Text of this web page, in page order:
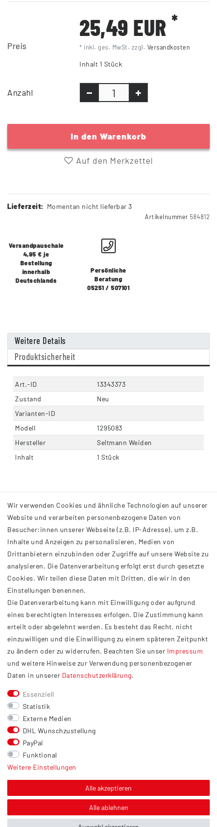
Preis
25,49 EUR*
* inkl. ges. MwSt. zzgl. Versandkosten
Inhalt 1 Stück
Anzahl
In den Warenkorb
Auf den Merkzettel
Lieferzeit: Momentan nicht lieferbar 3
Artikelnummer 584812
Versandpauschale
4,95 € je
Bestellung
innerhalb
Deutschlands
Persönliche
Beratung
05251 / 507101
Weitere Details
Produktsicherheit
Art.-ID
13343373
Zustand
Neu
Varianten-ID
Modell
1295083
Hersteller
Seltmann Weiden
Inhalt
1 Stück
INFORMATIONEN
AGB
Impressum
Datenschutzerklärung
Widerrufsrecht
Barrierefreiheit
Service
Kontakt
Versand
Zahlung
Vertrag widerrufen
Sonstiges
Hinweis zur Entsorgung von Altbatterien & Altöl
Über uns
Wir verwenden Cookies und ähnliche Technologien auf unserer
Website und verarbeiten personenbezogene Daten von
Besucher:innen unserer Webseite (z.B. IP-Adresse), um z.B.
Inhalte und Anzeigen zu personalisieren, Medien von
Drittanbietern einzubinden oder Zugriffe auf unsere Website zu
analysieren. Die Datenverarbeitung erfolgt erst durch gesetzte
Cookies. Wir teilen diese Daten mit Dritten, die wir in den
Einstellungen benennen.
Die Datenverarbeitung kann mit Einwilligung oder aufgrund
eines berechtigten Interesses erfolgen. Die Zustimmung kann
erteilt oder abgelehnt werden. Es besteht das Recht, nicht
einzuwilligen und die Einwilligung zu einem späteren Zeitpunkt
zu ändern oder zu widerrufen. Beachten Sie unser Impressum
und weitere Hinweise zur Verwendung personenbezogener
Daten in unserer Daten­schutz­erklärung.
Essenziell
Statistik
Externe Medien
DHL Wunschzustellung
PayPal
Funktional
Weitere Einstellungen
Alle akzeptieren
Alle ablehnen